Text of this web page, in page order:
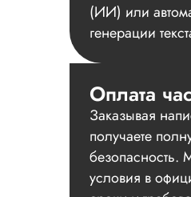
(ИИ) или
генерации
Оплата
Заказывая
получаете
безопасность.
условия в